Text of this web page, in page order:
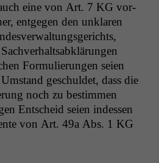
eine von Art. 7 KG vor­
ent­ge­gen den unklaren
For­mulierun­gen seien
geschuldet, dass die
noch zu bes­tim­men
Entscheid seien indessen
von Art. 49a Abs. 1 KG